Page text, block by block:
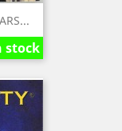
stock
stock
stock